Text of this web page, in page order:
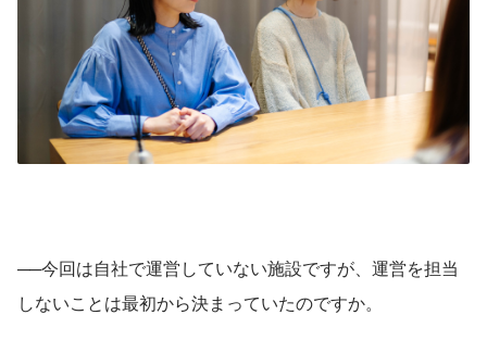
──今回は自社で運営していない施設ですが、運営を担当
しないことは最初から決まっていたのですか。